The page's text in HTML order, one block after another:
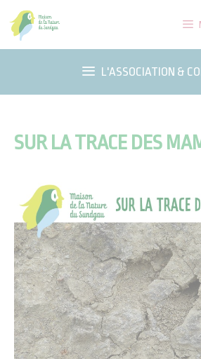
Aller
au
contenu
L'ASSOCIATION &
SUR LA TRACE DES